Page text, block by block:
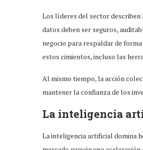
Los líderes del sector
datos deben ser seguros,
negocio para respaldar de
estos cimientos, incluso las
Al mismo tiempo, la acción
mantener la confianza de los
La inteligencia
La inteligencia artificial domina